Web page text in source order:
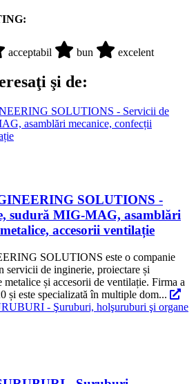
acceptabil bun excelent
şi de:
SOLUTIONS -
sudură MIG-MAG, asamblări
accesorii ventilație
SOLUTIONS este o companie
servicii de inginerie, proiectare și
metalice și accesorii de ventilație. Firma a
și este specializată în multiple dom...